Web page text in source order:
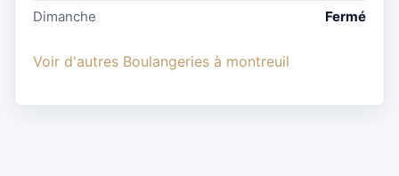
Dimanche
Fermé
Voir d'autres Boulangeries à montreuil